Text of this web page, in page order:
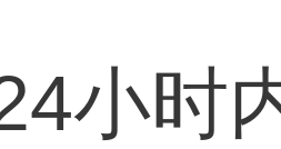
小时